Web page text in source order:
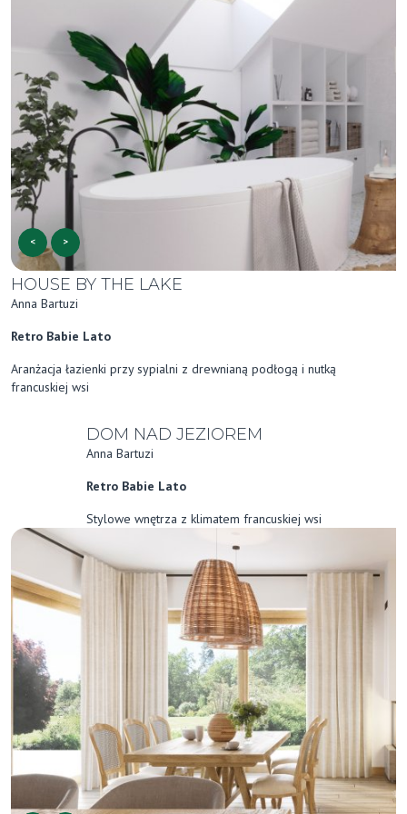
< >
HOUSE BY THE LAKE
Anna Bartuzi
Retro Babie Lato
Aranżacja łazienki przy sypialni z drewnianą podłogą i nutką
francuskiej wsi
DOM NAD JEZIOREM
Anna Bartuzi
Retro Babie Lato
Stylowe wnętrza z klimatem francuskiej wsi